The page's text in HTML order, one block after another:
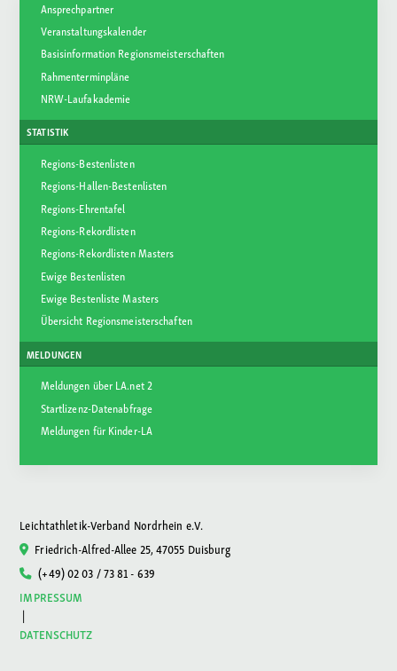
Ansprechpartner
Veranstaltungskalender
Basisinformation Regionsmeisterschaften
Rahmenterminpläne
NRW-Laufakademie
STATISTIK
Regions-Bestenlisten
Regions-Hallen-Bestenlisten
Regions-Ehrentafel
Regions-Rekordlisten
Regions-Rekordlisten Masters
Ewige Bestenlisten
Ewige Bestenliste Masters
Übersicht Regionsmeisterschaften
MELDUNGEN
Meldungen über LA.net 2
Startlizenz-Datenabfrage
Meldungen für Kinder-LA
Leichtathletik-Verband Nordrhein e.V.
Friedrich-Alfred-Allee 25, 47055 Duisburg
(+49) 02 03 / 73 81 - 639
IMPRESSUM
|
DATENSCHUTZ